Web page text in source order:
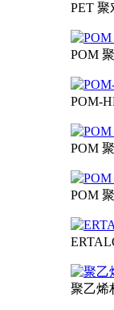
PET
POM
POM-
POM
POM
聚乙烯